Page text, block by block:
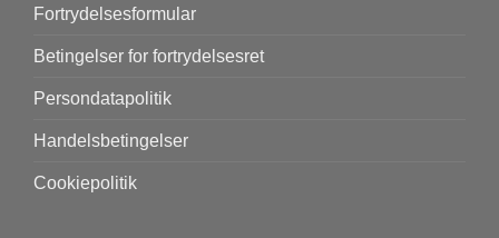
Fortrydelsesformular
Betingelser for fortrydelsesret
Persondatapolitik
Handelsbetingelser
Cookiepolitik